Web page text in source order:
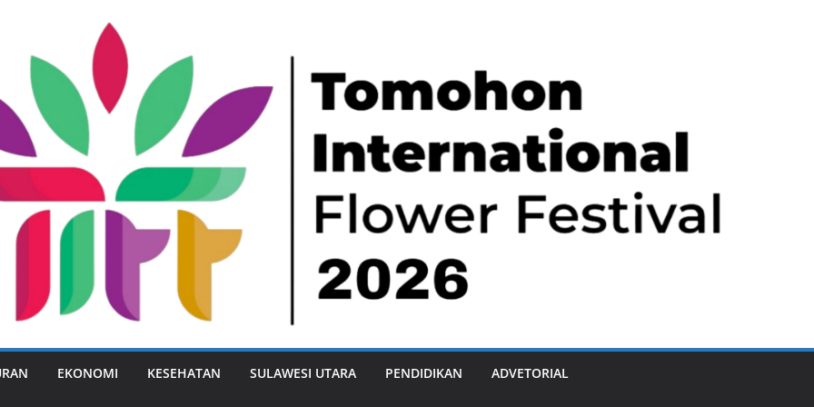
EKONOMI KESEHATAN SULAWESI UTARA PENDIDIKAN ADVETORIAL